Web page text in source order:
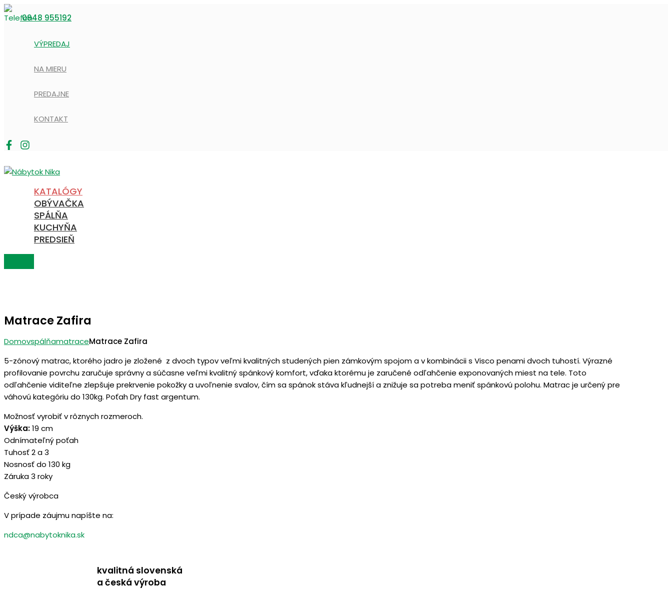
Preskočiť
na
0948 955192
VÝPREDAJ
NA MIERU
PREDAJNE
KONTAKT
KATALÓGY
OBÝVAČKA
SPÁLŇA
KUCHYŇA
PREDSIEŇ
Matrace Zafira
DomovspálňamatraceMatrace Zafira
5-zónový matrac, ktorého jadro je zložené z dvoch typov veľmi kvalitných studených pien zámkovým spojom a v kombinácii s Visco penami dvoch tuhostí. Výrazné
profilovanie povrchu zaručuje správny a súčasne veľmi kvalitný spánkový komfort, vďaka ktorému je zaručené odľahčenie exponovaných miest na tele. Toto
odľahčenie viditeľne zlepšuje prekrvenie pokožky a uvoľnenie svalov, čím sa spánok stáva kľudnejší a znižuje sa potreba meniť spánkovú polohu. Matrac je určený pre
váhovú kategóriu do 130kg. Poťah Dry fast argentum.
Možnosť vyrobiť v rôznych rozmeroch.
Výška:19 cm
Odnímateľný poťah
Tuhosť 2 a 3
Nosnosť do 130 kg
Záruka 3 roky
Český výrobca
V prípade záujmu napíšte na:
ndca@nabytoknika.sk
kvalitná slovenská
a česká výroba